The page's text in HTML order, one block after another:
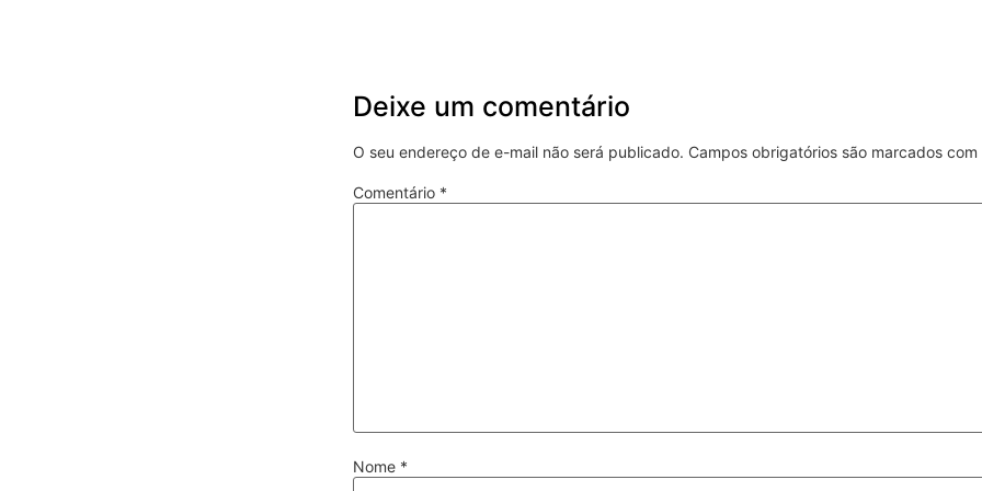
Deixe um comentário
O seu endereço de e-mail não será publicado. Campos obrigatórios são marcados com
Comentário *
Nome *